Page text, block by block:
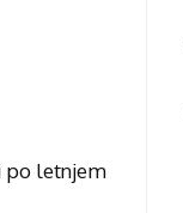
po letnjem